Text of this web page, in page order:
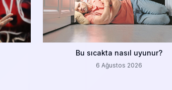
Bu sıcakta nasıl uyunur?
6 Ağustos 2026